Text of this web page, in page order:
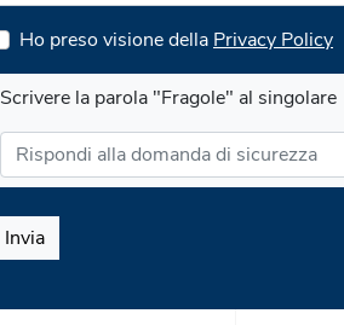
Ho preso visione della Privacy Policy
Scrivere la parola "Fragole" al singolare
Invia